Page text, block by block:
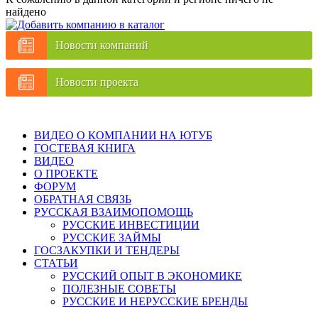
найдено
Новости компаний
Новости проекта
ВИДЕО О КОМПАНИИ НА ЮТУБ
ГОСТЕВАЯ КНИГА
ВИДЕО
О ПРОЕКТЕ
ФОРУМ
ОБРАТНАЯ СВЯЗЬ
РУССКАЯ ВЗАИМОПОМОЩЬ
РУССКИЕ ИНВЕСТИЦИИ
РУССКИЕ ЗАЙМЫ
ГОСЗАКУПКИ И ТЕНДЕРЫ
СТАТЬИ
РУССКИЙ ОПЫТ В ЭКОНОМИКЕ
ПОЛЕЗНЫЕ СОВЕТЫ
РУССКИЕ И НЕРУССКИЕ БРЕНДЫ